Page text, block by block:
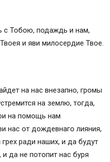
с Тобою, подаждь и нам,
и яви милосердие Твое.
на нас внезапно, громы
на землю, тогда,
на помощь нам
нас от дождевнаго лияния,
ради наших, и да будут
да не потопит нас буря